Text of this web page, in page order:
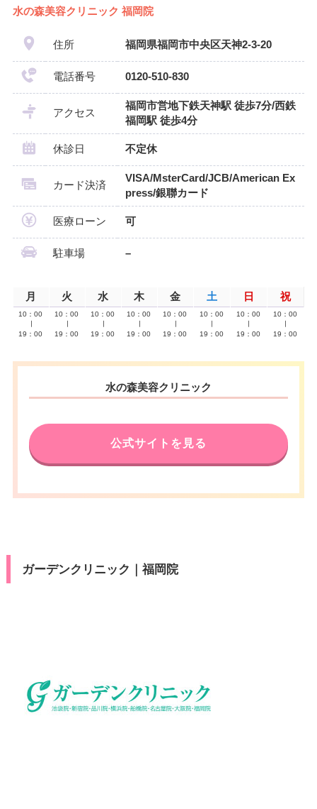
水の森美容クリニック 福岡院
住所 福岡県福岡市中央区天神2-3-20
電話番号 0120-510-830
アクセス
福岡市営地下鉄天神駅 徒歩7分/西鉄
福岡駅 徒歩4分
休診日 不定休
カード決済
VISA/MsterCard/JCB/American Ex
press/銀聯カード
医療ローン 可
駐車場 –
月 火 水 木 金 土 日 祝
10：00
19：00
10：00
19：00
10：00
19：00
10：00
19：00
10：00
19：00
10：00
19：00
10：00
19：00
10：00
19：00
水の森美容クリニック
公式サイトを見る
ガーデンクリニック｜福岡院